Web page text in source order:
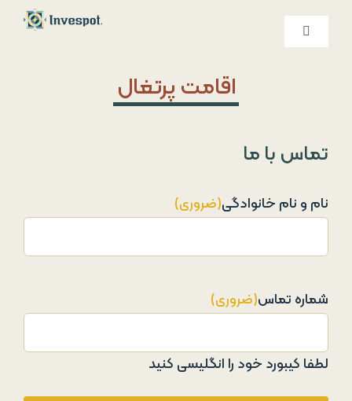
Skip
کنترلر
اقامت پرتغال
تماس با ما
نام و نام خانوادگی(ضروری)
شماره تماس(ضروری)
لطفا کیبورد خود را انگلیسی کنید